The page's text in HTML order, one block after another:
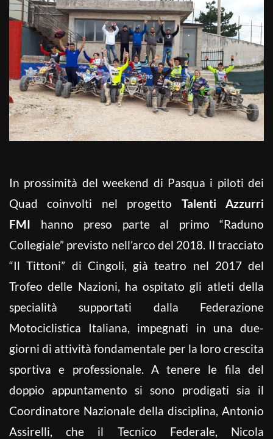
In prossimità del weekend di Pasqua i piloti dei
Quad coinvolti nel progetto Talenti Azzurri
FMI hanno preso parte al primo “Raduno
Collegiale” previsto nell’arco del 2018. Il tracciato
“Il Tittoni” di Cingoli, già teatro nel 2017 del
Trofeo delle Nazioni, ha ospitato gli atleti della
specialità supportati dalla Federazione
Motociclistica Italiana, impegnati in una due-
giorni di attività fondamentale per la loro crescita
sportiva e professionale. A tenere le fila del
doppio appuntamento si sono prodigati sia il
Coordinatore Nazionale della disciplina, Antonio
Assirelli, che il Tecnico Federale, Nicola